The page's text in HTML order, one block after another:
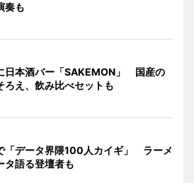
奏も
日本酒バー「SAKEMON」 国産の
ろえ、飲み比べセットも
「データ界隈100人カイギ」 ラーメ
タ語る登壇者も